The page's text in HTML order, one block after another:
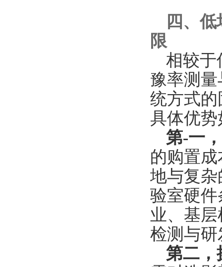
四、
限
相较于
豫率测
统方式
具体优
第-一
的购置
地与复
验室硬
业、基
检测与
第二，